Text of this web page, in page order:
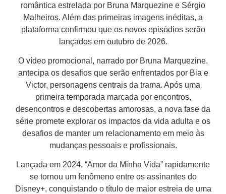
romântica estrelada por Bruna Marquezine e Sérgio
Malheiros. Além das primeiras imagens inéditas, a
plataforma confirmou que os novos episódios serão
lançados em outubro de 2026.
O vídeo promocional, narrado por Bruna Marquezine,
antecipa os desafios que serão enfrentados por Bia e
Victor, personagens centrais da trama. Após uma
primeira temporada marcada por encontros,
desencontros e descobertas amorosas, a nova fase da
série promete explorar os impactos da vida adulta e os
desafios de manter um relacionamento em meio às
mudanças pessoais e profissionais.
Lançada em 2024, “Amor da Minha Vida” rapidamente
se tornou um fenômeno entre os assinantes do
Disney+, conquistando o título de maior estreia de uma